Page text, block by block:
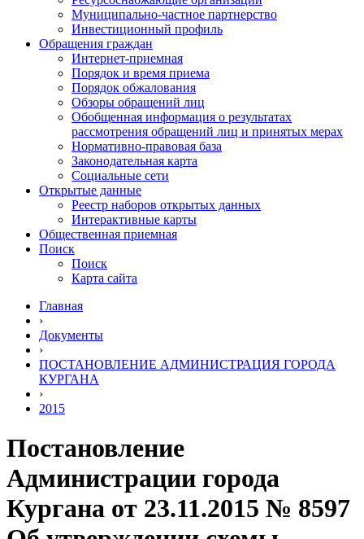
Муниципально-частное партнерство
Инвестиционный профиль
Обращения граждан
Интернет-приемная
Порядок и время приема
Порядок обжалования
Обзоры обращений лиц
Обобщенная информация о результатах
рассмотрения обращений лиц и принятых мерах
Нормативно-правовая база
Законодательная карта
Социальные сети
Открытые данные
Реестр наборов открытых данных
Интерактивные карты
Общественная приемная
Поиск
Поиск
Карта сайта
Главная
›
Документы
›
ПОСТАНОВЛЕНИЕ АДМИНИСТРАЦИЯ ГОРОДА
КУРГАНА
›
2015
Постановление
Администрации города
Кургана от 23.11.2015 № 8597